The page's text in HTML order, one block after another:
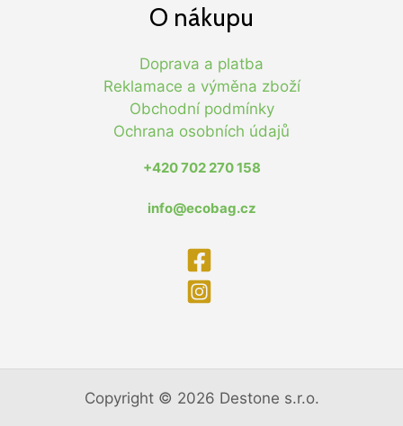
O nákupu
Doprava a platba
Reklamace a výměna zboží
Obchodní podmínky
Ochrana osobních údajů
+420 702 270 158
info@ecobag.cz
Copyright © 2026 Destone s.r.o.